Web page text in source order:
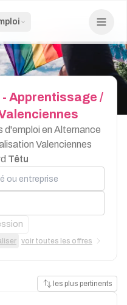
- Apprentissage /
d'emploi en Alternance
Valenciennes
Têtu
entreprise
voir toutes les offres
les plus pertinents